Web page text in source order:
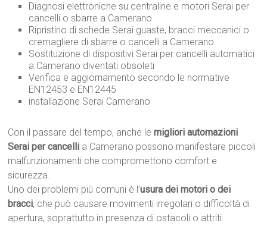
Diagnosi elettroniche su centraline e motori Serai per
cancelli o sbarre a Camerano
Ripristino di schede Serai guaste, bracci meccanici o
cremagliere di sbarre o cancelli a Camerano
Sostituzione di dispositivi Serai per cancelli automatici
a Camerano diventati obsoleti
Verifica e aggiornamento secondo le normative
EN12453 e EN12445
installazione Serai Camerano
Con il passare del tempo, anche lemigliori automazioni
Serai per cancelli a Camerano possono manifestare piccoli
malfunzionamenti che compromettono comfort e
sicurezza.
Uno dei problemi più comuni è l’usura dei motori o dei
bracci, che può causare movimenti irregolari o difficoltà di
apertura, soprattutto in presenza di ostacoli o attriti.